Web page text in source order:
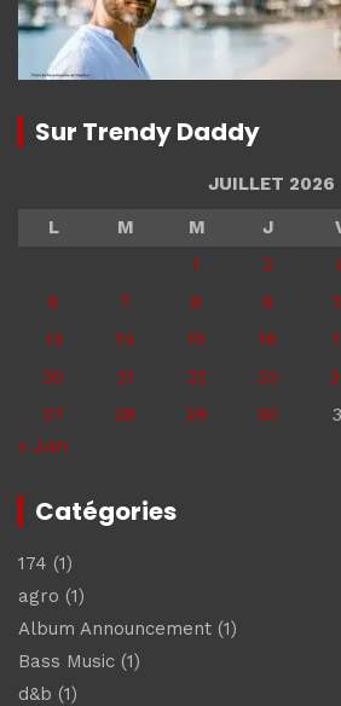
Sur Trendy Daddy
JUILLET 2026
L
M M J
1
2
6
7 8 9
13
14 15 16
20
21 22 23
27
28 29 30
« Juin
Catégories
174 (1)
agro (1)
Album Announcement (1)
Bass Music (1)
d&b (1)